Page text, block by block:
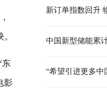
东
影
新订单指数回升
中国新型储能累
“希望引进更多中